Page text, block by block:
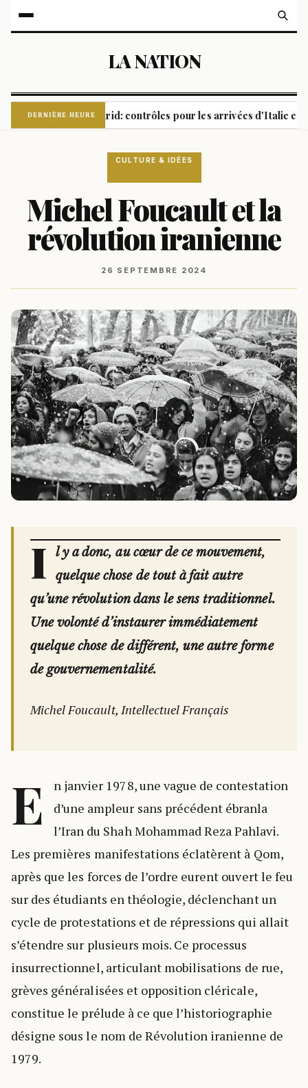
LA NATION
DERNIÈRE HEURE
Rome et Madrid: contrôles pour les arrivées d'Italie en Espagne
CULTURE & IDÉES
Michel Foucault et la
révolution iranienne
26 SEPTEMBRE 2024
I
l y a donc, au cœur de ce mouvement,
quelque chose de tout à fait autre
qu’une révolution dans le sens traditionnel.
Une volonté d’instaurer immédiatement
quelque chose de différent, une autre forme
de gouvernementalité.
Michel Foucault, Intellectuel Français
E
n janvier 1978, une vague de contestation
d’une ampleur sans précédent ébranla
l’Iran du Shah Mohammad Reza Pahlavi.
Les premières manifestations éclatèrent à Qom,
après que les forces de l’ordre eurent ouvert le feu
sur des étudiants en théologie, déclenchant un
cycle de protestations et de répressions qui allait
s’étendre sur plusieurs mois. Ce processus
insurrectionnel, articulant mobilisations de rue,
grèves généralisées et opposition cléricale,
constitue le prélude à ce que l’historiographie
désigne sous le nom de Révolution iranienne de
1979.